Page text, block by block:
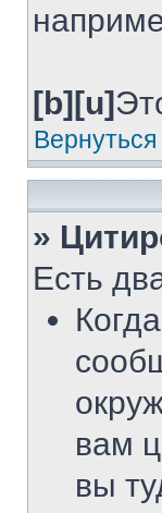
[b][u]
»
Есть
вам
вы